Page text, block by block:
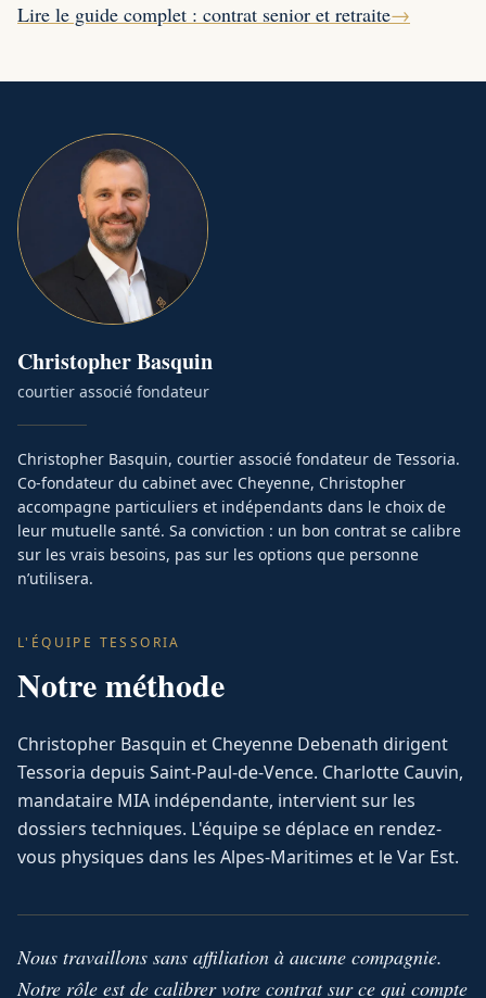
Lire le guide complet : contrat senior et retraite→
ChristopherBasquin
courtier associé fondateur
Christopher Basquin, courtier associé fondateur de Tessoria.
Co-fondateur du cabinet avec Cheyenne, Christopher
accompagne particuliers et indépendants dans le choix de
leur mutuelle santé. Sa conviction : un bon contrat se calibre
sur les vrais besoins, pas sur les options que personne
n’utilisera.
L'ÉQUIPE TESSORIA
Notre méthode
Christopher Basquin et Cheyenne Debenath dirigent
Tessoria depuis Saint-Paul-de-Vence. Charlotte Cauvin,
mandataire MIA indépendante, intervient sur les
dossiers techniques. L'équipe se déplace en rendez-
vous physiques dans les Alpes-Maritimes et le Var Est.
Nous travaillons sans affiliation à aucune compagnie.
Notre rôle est de calibrer votre contrat sur ce qui compte